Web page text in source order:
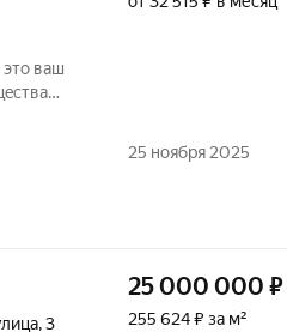
25 ноября 2025
,3
25 000 000 ₽
255 624 ₽ за м²